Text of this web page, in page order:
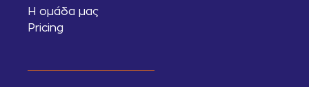
Η ομάδα μας
Pricing